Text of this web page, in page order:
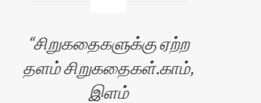
சிறுகதைகளுக்கு ஏற்ற
தளம் சிறுகதைகள்.காம்,
இளம்